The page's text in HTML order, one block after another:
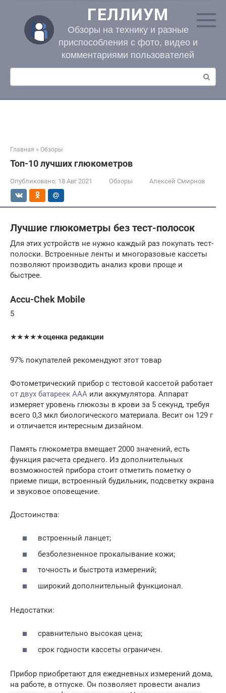
контенту
ГЕЛЛИУМ
Обзоры на технику и разные
приспособления с фото, видео и
комментариями пользователей
Поиск:
Главная » Обзоры
Топ-10 лучших глюкометров
Опубликовано: 18 Авг 2021 Обзоры Алексей Смирнов
Лучшие глюкометры без тест-полосок
Для этих устройств не нужно каждый раз покупать тест-
полоски. Встроенные ленты и многоразовые кассеты
позволяют производить анализ крови проще и
быстрее.
Accu-Chek Mobile
5
★★★★★оценка редакции
97% покупателей рекомендуют этот товар
Фотометрический прибор с тестовой кассетой работает
от двух батареек ААА или аккумулятора. Аппарат
измеряет уровень глюкозы в крови за 5 секунд, требуя
всего 0,3 мкл биологического материала. Весит он 129 г
и отличается интересным дизайном.
Память глюкометра вмещает 2000 значений, есть
функция расчета среднего. Из дополнительных
возможностей прибора стоит отметить пометку о
приеме пищи, встроенный будильник, подсветку экрана
и звуковое оповещение.
Достоинства:
встроенный ланцет;
безболезненное прокалывание кожи;
точность и быстрота измерений;
широкий дополнительный функционал.
Недостатки:
сравнительно высокая цена;
срок годности кассеты ограничен.
Прибор приобретают для ежедневных измерений дома,
на работе, в отпуске. Он позволяет провести анализ